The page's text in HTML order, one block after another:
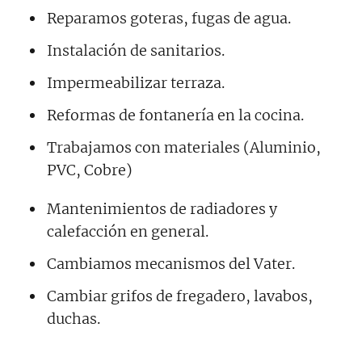
Reparamos goteras, fugas de agua.
Instalación de sanitarios.
Impermeabilizar terraza.
Reformas de fontanería en la cocina.
Trabajamos con materiales (Aluminio,
PVC, Cobre)
Mantenimientos de radiadores y
calefacción en general.
Cambiamos mecanismos del Vater.
Cambiar grifos de fregadero, lavabos,
duchas.